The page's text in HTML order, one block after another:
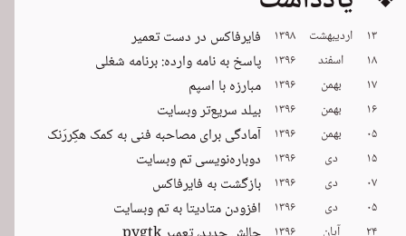
۱۳ اردیبهشت ۱۳۹۸ فایرفاکس در دست تعمیر
۱۸ اسفند ۱۳۹۶ پاسخ به نامه وارده: برنامه شغلی
۱۷ بهمن ۱۳۹۶ مبارزه با اسپم
۱۶ بهمن ۱۳۹۶ بیلد سریع‌تر وبسایت
۰۵ بهمن ۱۳۹۶ آمادگی برای مصاحبه فنی به کمک هکِررَنک
۱۵ دی ۱۳۹۶ دوباره‌نویسی تم وبسایت
۰۷ دی ۱۳۹۶ بازگشت به فایرفاکس
۰۵ دی ۱۳۹۶ افزودن متادیتا به تم وبسایت